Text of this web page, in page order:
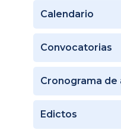
Calendario
Convocatorias
Cronograma de
Edictos